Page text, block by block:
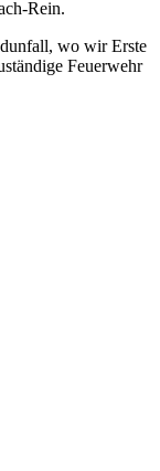
Rein.
wo wir Erste
Feuerwehr